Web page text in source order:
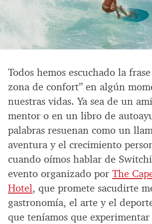
Todos hemos escuchado la
zona de confort” en algún
nuestras vidas. Ya sea de un
mentor o en un libro de
palabras resuenan como un
aventura y el crecimiento
cuando oímos hablar de
evento organizado por The
Hotel, que promete sacudirte
gastronomía, el arte y el
que teníamos que experimentar